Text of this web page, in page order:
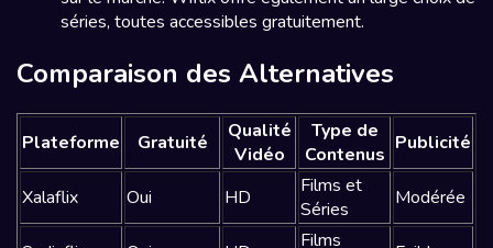
séries, toutes accessibles gratuitement.
Comparaison des Alternatives
Plateforme Gratuité
Qualité
Vidéo
Type de
Contenus Publicité
Xalaflix Oui HD
Films et
Séries
Modérée
Films